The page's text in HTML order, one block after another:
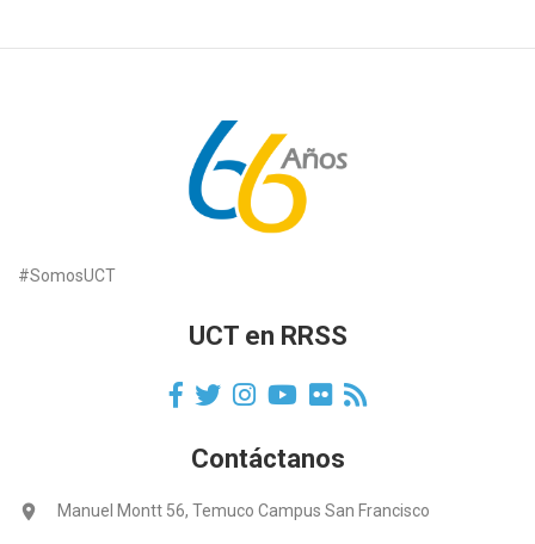
#SomosUCT
UCT en RRSS
Contáctanos
location_on Manuel Montt 56, Temuco Campus San Francisco